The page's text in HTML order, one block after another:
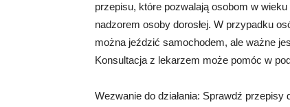
przepisu, które pozwalają osobom w
nadzorem osoby dorosłej. W przypadku
można jeździć samochodem, ale ważne
Konsultacja z lekarzem może pomóc w
Wezwanie do działania: Sprawdź